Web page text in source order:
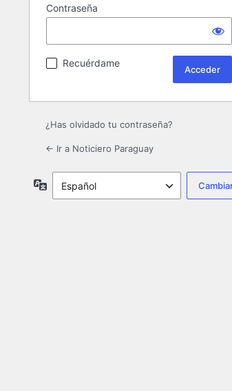
Contraseña
Recuérdame
¿Has olvidado tu contraseña?
← Ir a Noticiero Paraguay
Idioma